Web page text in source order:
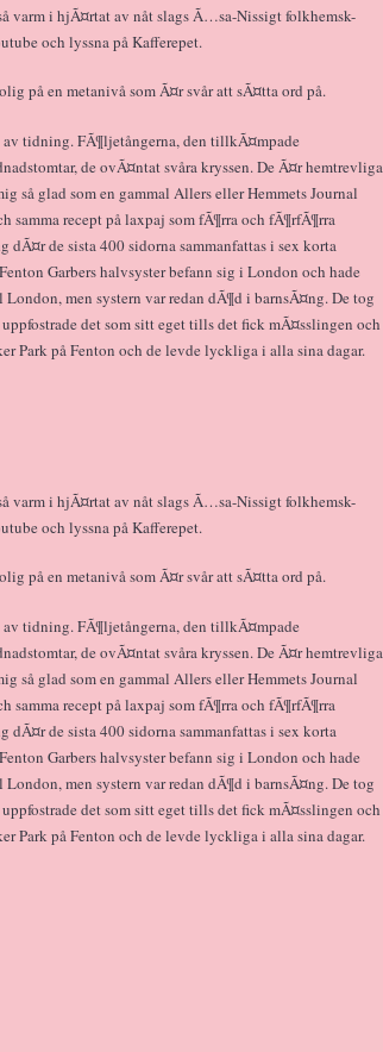
varm i hjÃ¤rtat av nåt slags Ã…sa-Nissigt folkhemsk-
och lyssna på Kafferepet.
på en metanivå som Ã¤r svår att sÃ¤tta ord på.
tidning. FÃ¶ljetångerna, den tillkÃ¤mpade
de ovÃ¤ntat svåra kryssen. De Ã¤r hemtrevliga
så glad som en gammal Allers eller Hemmets Journal
recept på laxpaj som fÃ¶rra och fÃ¶rfÃ¶rra
de sista 400 sidorna sammanfattas i sex korta
Garbers halvsyster befann sig i London och hade
men systern var redan dÃ¶d i barnsÃ¤ng. De tog
det som sitt eget tills det fick mÃ¤sslingen och
Park på Fenton och de levde lyckliga i alla sina dagar.
varm i hjÃ¤rtat av nåt slags Ã…sa-Nissigt folkhemsk-
och lyssna på Kafferepet.
på en metanivå som Ã¤r svår att sÃ¤tta ord på.
tidning. FÃ¶ljetångerna, den tillkÃ¤mpade
de ovÃ¤ntat svåra kryssen. De Ã¤r hemtrevliga
så glad som en gammal Allers eller Hemmets Journal
recept på laxpaj som fÃ¶rra och fÃ¶rfÃ¶rra
de sista 400 sidorna sammanfattas i sex korta
Garbers halvsyster befann sig i London och hade
men systern var redan dÃ¶d i barnsÃ¤ng. De tog
det som sitt eget tills det fick mÃ¤sslingen och
Park på Fenton och de levde lyckliga i alla sina dagar.